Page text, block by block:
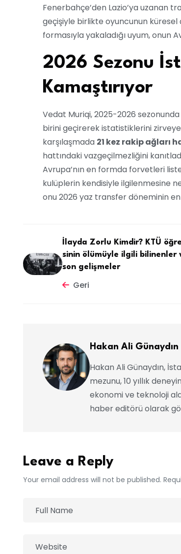
Fenerbahçe’den Lazio’ya uzanan
geçişiyle birlikte oyuncunun
formasıyla yakaladığı uyum, onun
2026 Sezonu
Kamaştırıyor
Vedat Muriqi, 2025-2026
birini geçirerek istatistiklerini zirveye
karşılaşmada 21 kez rakip ağları
hattındaki vazgeçilmezliğini
Avrupa’nın en formda forvetleri
kulüplerin kendisiyle ilgilenmesine
onu 2026 yaz transfer döneminin
İlayda Zorlu Kimdir? KTÜ
sinin ölümüyle ilgili bilinenler
son gelişmeler
Geri
Hakan Ali Günaydın
Hakan Ali Günaydın,
mezunu, 10 yıllık
ekonomi ve teknoloji
haber editörü olarak
Leave a Reply
Your email address will not be published.